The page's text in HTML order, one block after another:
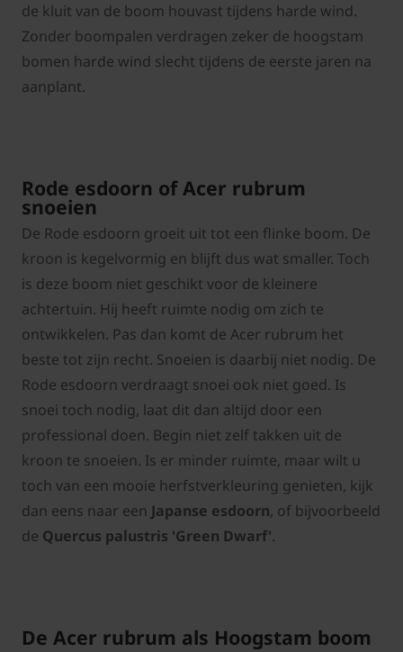
de kluit van de boom houvast tijdens harde wind.
Zonder boompalen verdragen zeker de hoogstam
bomen harde wind slecht tijdens de eerste jaren na
aanplant.
Rode esdoorn of Acer rubrum
snoeien
De Rode esdoorn groeit uit tot een flinke boom. De
kroon is kegelvormig en blijft dus wat smaller. Toch
is deze boom niet geschikt voor de kleinere
achtertuin. Hij heeft ruimte nodig om zich te
ontwikkelen. Pas dan komt de Acer rubrum het
beste tot zijn recht. Snoeien is daarbij niet nodig. De
Rode esdoorn verdraagt snoei ook niet goed. Is
snoei toch nodig, laat dit dan altijd door een
professional doen. Begin niet zelf takken uit de
kroon te snoeien. Is er minder ruimte, maar wilt u
toch van een mooie herfstverkleuring genieten, kijk
dan eens naar een Japanse esdoorn, of bijvoorbeeld
de Quercus palustris 'Green Dwarf'.
De Acer rubrum als Hoogstam boom